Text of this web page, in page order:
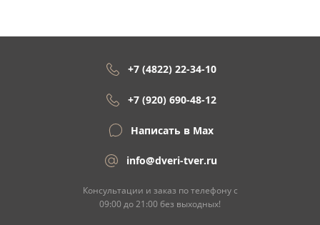
+7 (4822) 22-34-10
+7 (920) 690-48-12
Написать в Max
info@dveri-tver.ru
Консультации и заказ по телефону с
09:00 до 21:00 без выходных!